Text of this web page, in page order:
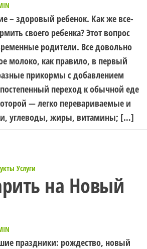
– здоровый ребенок. Как же все-
своего ребенка? Этот вопрос
родители. Все довольно
молоко, как правило, в первый
прикормы с добавлением
переход к обычной еде
— легко перевариваемые и
углеводы, жиры, витамины; […]
Услуги
на Новый
праздники: рождество, новый